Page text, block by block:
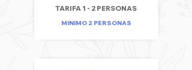
TARIFA 1 - 2 PERSONAS
MINIMO 2 PERSONAS